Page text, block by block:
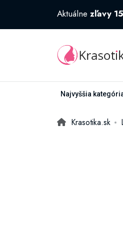
Aktuálne zľavy
Najvyššia
Krasotika.sk